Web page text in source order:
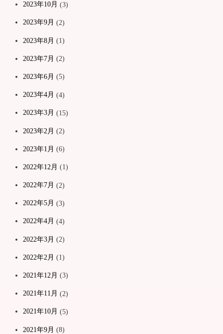
2023年10月 (3)
2023年9月 (2)
2023年8月 (1)
2023年7月 (2)
2023年6月 (5)
2023年4月 (4)
2023年3月 (15)
2023年2月 (2)
2023年1月 (6)
2022年12月 (1)
2022年7月 (2)
2022年5月 (3)
2022年4月 (4)
2022年3月 (2)
2022年2月 (1)
2021年12月 (3)
2021年11月 (2)
2021年10月 (5)
2021年9月 (8)